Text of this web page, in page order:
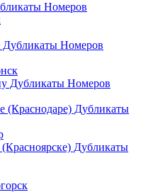
Номеров
Дубликаты Номеров
Дубликаты Номеров
(Краснодаре) Дубликаты
Дубликаты